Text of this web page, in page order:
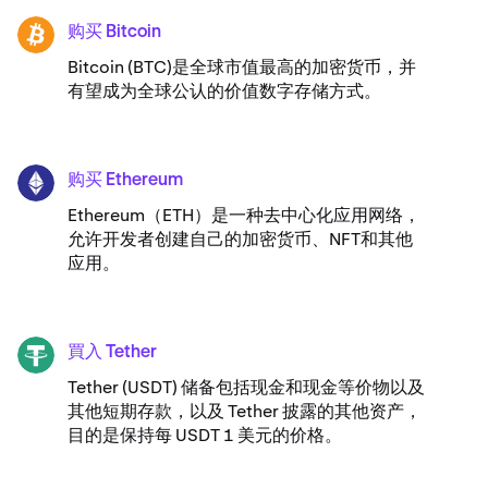
BTC 购买 Bitcoin
Bitcoin (BTC)是全球市值最高的加密货币，并
有望成为全球公认的价值数字存储方式。
ETH 购买 Ethereum
Ethereum（ETH）是一种去中心化应用网络，
允许开发者创建自己的加密货币、NFT和其他
应用。
USDT 買入 Tether
Tether (USDT) 储备包括现金和现金等价物以及
其他短期存款，以及 Tether 披露的其他资产，
目的是保持每 USDT 1 美元的价格。